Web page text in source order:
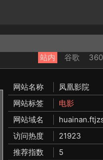
站内 谷歌 360
网站名称
凤凰影院
网站标签
电影
网站域名
访问热度
21923
推荐指数
5